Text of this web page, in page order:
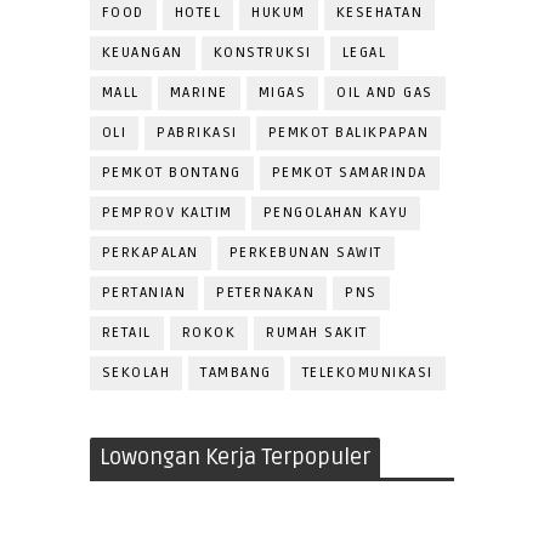
FOOD HOTEL HUKUM KESEHATAN
KEUANGAN KONSTRUKSI LEGAL
MALL MARINE MIGAS OIL AND GAS
OLI PABRIKASI PEMKOT BALIKPAPAN
PEMKOT BONTANG PEMKOT SAMARINDA
PEMPROV KALTIM PENGOLAHAN KAYU
PERKAPALAN PERKEBUNAN SAWIT
PERTANIAN PETERNAKAN PNS
RETAIL ROKOK RUMAH SAKIT
SEKOLAH TAMBANG TELEKOMUNIKASI
Lowongan Kerja Terpopuler